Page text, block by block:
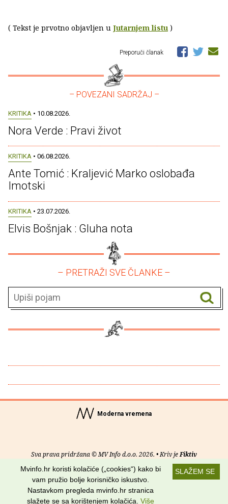
( Tekst je prvotno objavljen u Jutarnjem listu )
Preporuči članak
– POVEZANI SADRŽAJ –
KRITIKA • 10.08.2026.
Nora Verde : Pravi život
KRITIKA • 06.08.2026.
Ante Tomić : Kraljević Marko oslobađa
Imotski
KRITIKA • 23.07.2026.
Elvis Bošnjak : Gluha nota
– PRETRAŽI SVE ČLANKE –
Moderna vremena
Sva prava pridržana © MV Info d.o.o. 2026. • Kriv jeFiktiv
O nama• Pomoć• Uvjeti korištenja•RSS kanali
Potraži nas na:
SLAŽEM SE
Mvinfo.hr koristi kolačiće („cookies“) kako bi
vam pružio bolje korisničko iskustvo.
Nastavkom pregleda mvinfo.hr stranica
slažete se sa korištenjem kolačića. Više